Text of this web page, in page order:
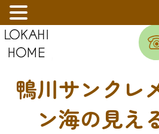
鴨川サンクレ
ン海の見え